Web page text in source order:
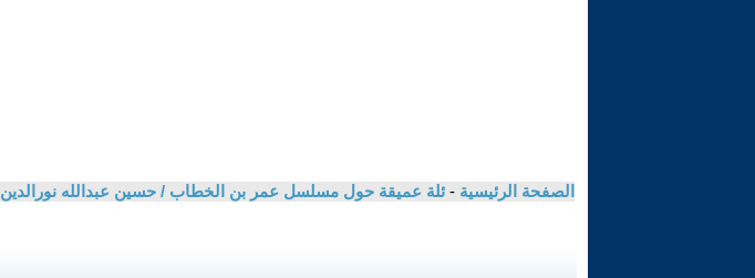
الصفحة الرئيسية - ئلة عميقة حول مسلسل عمر بن الخطاب / حسين عبدالله نورالدين